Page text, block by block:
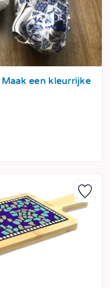
een kleurrijke